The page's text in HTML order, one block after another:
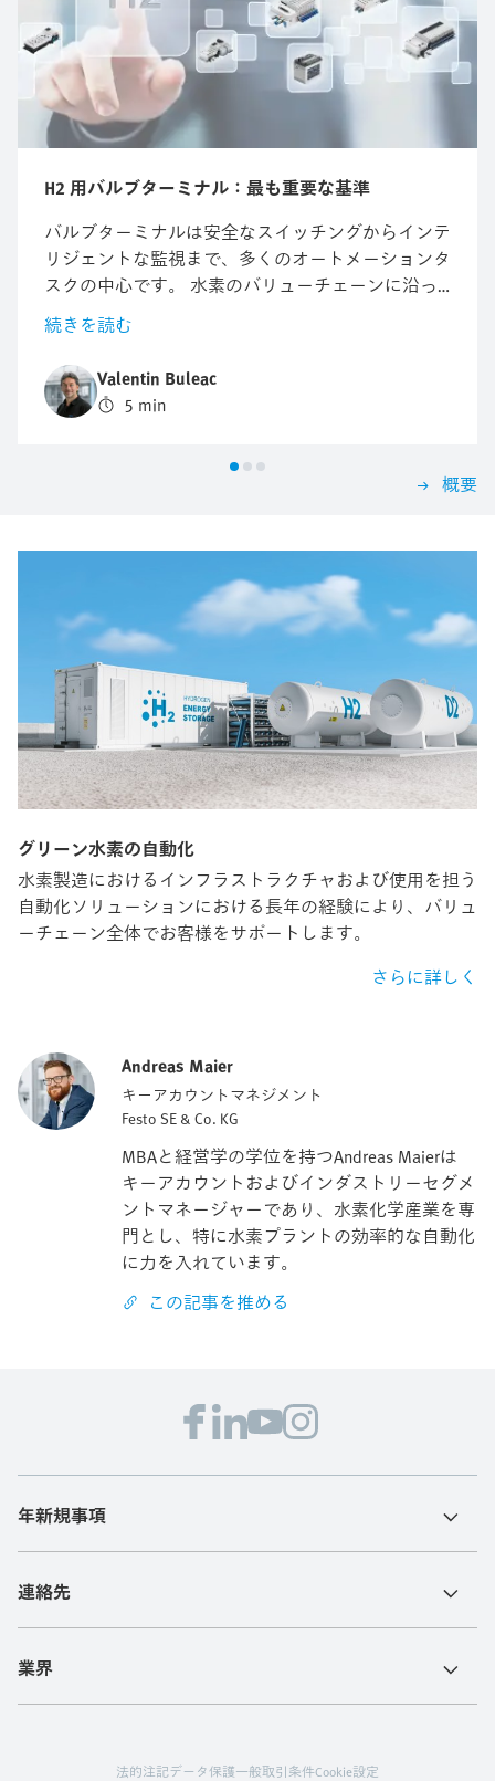
H2 用バルブターミナル：最も重要な基準
バルブターミナルは安全なスイッチングからインテ
リジェントな監視まで、多くのオートメーションタ
スクの中心です。 水素のバリューチェーンに沿っ
たシステムの自動化をお望みなら、無視できない重
要な質問があります：どのバルブターミナルが適切
か？ アプリケーションによって要件が大きく異な
るため、答えを一般化することはできません。 だ
からこそ、最も重要な基準に従って選定を構成する
る解決策が見つかるはずです。
続きを読む
Valentin Buleac
5 min
概要
グリーン水素の自動化
水素製造におけるインフラストラクチャおよび使用を担う
自動化ソリューションにおける長年の経験により、バリュ
ーチェーン全体でお客様をサポートします。
さらに詳しく
Andreas Maier
キーアカウントマネジメント
Festo SE & Co. KG
MBAと経営学の学位を持つAndreas Maierは
キーアカウントおよびインダストリーセグメ
ントマネージャーであり、水素化学産業を専
門とし、特に水素プラントの効率的な自動化
に力を入れています。
この記事を推める
年新規事項
連絡先
業界
法的注記データ保護一般取引条件Cookie設定